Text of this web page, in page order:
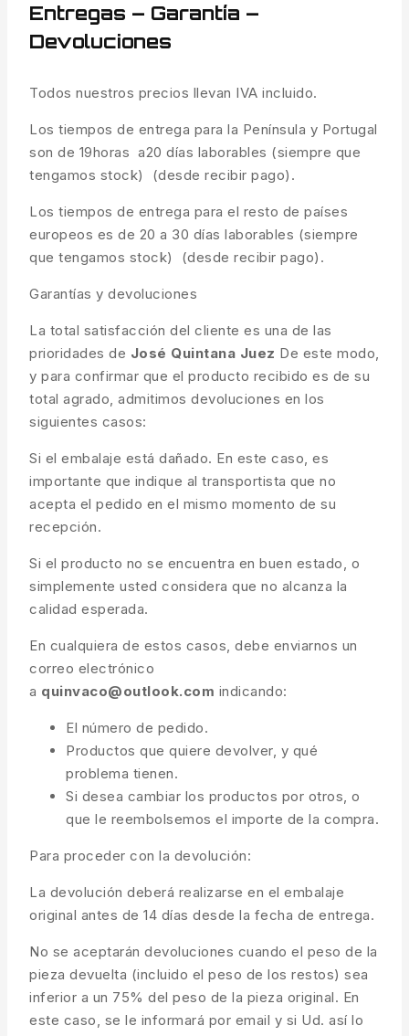
Entregas – Garantía –
Devoluciones
Todos nuestros precios llevan IVA incluido.
Los tiempos de entrega para la Península y Portugal
son de 19horas a20 días laborables (siempre que
tengamos stock) (desde recibir pago).
Los tiempos de entrega para el resto de países
europeos es de 20 a 30 días laborables (siempre
que tengamos stock) (desde recibir pago).
Garantías y devoluciones
La total satisfacción del cliente es una de las
prioridades de José Quintana Juez De este modo,
y para confirmar que el producto recibido es de su
total agrado, admitimos devoluciones en los
siguientes casos:
Si el embalaje está dañado. En este caso, es
importante que indique al transportista que no
acepta el pedido en el mismo momento de su
recepción.
Si el producto no se encuentra en buen estado, o
simplemente usted considera que no alcanza la
calidad esperada.
En cualquiera de estos casos, debe enviarnos un
correo electrónico
a quinvaco@outlook.com indicando:
El número de pedido.
Productos que quiere devolver, y qué
problema tienen.
Si desea cambiar los productos por otros, o
que le reembolsemos el importe de la compra.
Para proceder con la devolución:
La devolución deberá realizarse en el embalaje
original antes de 14 días desde la fecha de entrega.
No se aceptarán devoluciones cuando el peso de la
pieza devuelta (incluido el peso de los restos) sea
inferior a un 75% del peso de la pieza original. En
este caso, se le informará por email y si Ud. así lo